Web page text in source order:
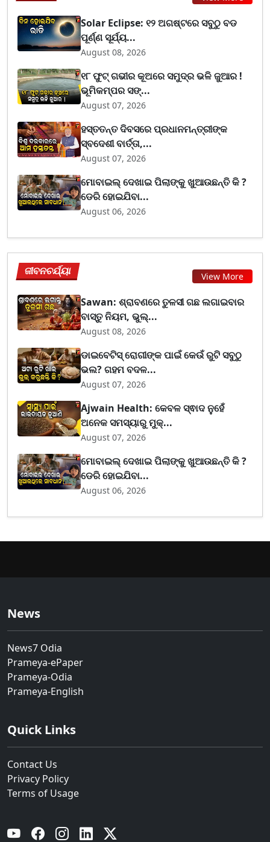
Solar Eclipse: ୧୨ ଅଗଷ୍ଟରେ ସବୁଠୁ ବଡ
ପୂର୍ଣ୍ଣ ସୂର୍ଯ୍ୟ...
August 08, 2026
୧୮ ଫୁଟ୍ ଗଭୀର କୂଅରେ ସମୁଦ୍ର ଭଳି ଜୁଆର !
ଭୂମିକମ୍ପର ସଙ୍...
August 07, 2026
ହସ୍ତତନ୍ତ ଦିବସରେ ପ୍ରଧାନମନ୍ତ୍ରୀଙ୍କ
ସ୍ବଦେଶୀ ବାର୍ତ୍ତା,...
August 07, 2026
ମୋବାଇଲ୍ ଦେଖାଇ ପିଲାଙ୍କୁ ଖୁଆଉଛନ୍ତି କି ?
ଡେରି ହୋଇଯିବା...
August 06, 2026
ଜୀବନଚର୍ଯ୍ୟା View More
Sawan: ଶ୍ରାବଣରେ ତୁଳସୀ ଗଛ ଲଗାଇବାର
ବାସ୍ତୁ ନିୟମ, ଭୁଲ୍...
August 08, 2026
ଡାଇବେଟିସ୍ ରୋଗୀଙ୍କ ପାଇଁ କେଉଁ ରୁଟି ସବୁଠୁ
ଭଲ? ଗହମ ବଦଳ...
August 07, 2026
Ajwain Health: କେବଳ ସ୍ଵାଦ ନୁହେଁ
ଅନେକ ସମସ୍ୟାରୁ ମୁକ୍...
August 07, 2026
ମୋବାଇଲ୍ ଦେଖାଇ ପିଲାଙ୍କୁ ଖୁଆଉଛନ୍ତି କି ?
ଡେରି ହୋଇଯିବା...
August 06, 2026
News
News7 Odia
Prameya-ePaper
Prameya-Odia
Prameya-English
Quick Links
Contact Us
Privacy Policy
Terms of Usage
YouTube Facebook Instagram Linkedin